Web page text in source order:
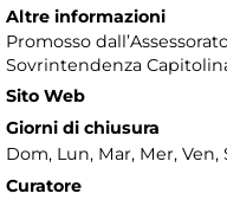
Altre informazioni
Promosso
Sovrintendenza
Sito Web
Giorni di chiusura
Dom, Lun, Mar, Mer, Ven,
Curatore